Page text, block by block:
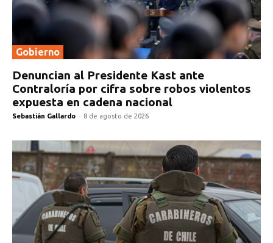
Gobierno
Denuncian al Presidente Kast ante
Contraloría por cifra sobre robos violentos
expuesta en cadena nacional
Sebastián Gallardo - 8 de agosto de 2026